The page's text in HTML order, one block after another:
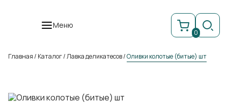
Меню
0
Главная/ Каталог/Лавка деликатесов/Оливки колотые (битые) шт